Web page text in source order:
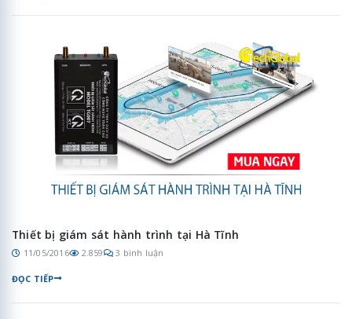
Thiết bị giám sát hành trình tại Hà Tĩnh
11/05/2016 2.859 3 bình luận
ĐỌC TIẾP